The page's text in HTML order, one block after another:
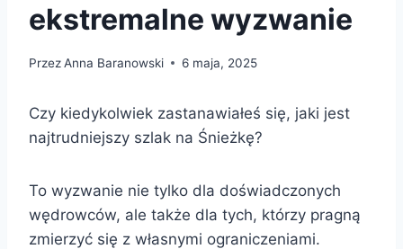
ekstremalne wyzwanie
PrzezAnna Baranowski 6 maja, 2025
Czy kiedykolwiek zastanawiałeś się, jaki jest
najtrudniejszy szlak na Śnieżkę?
To wyzwanie nie tylko dla doświadczonych
wędrowców, ale także dla tych, którzy pragną
zmierzyć się z własnymi ograniczeniami.